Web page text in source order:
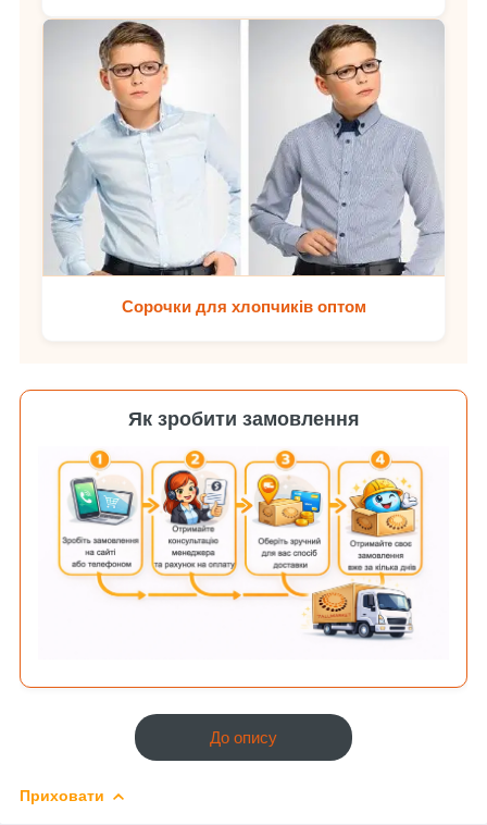
Сорочки для хлопчиків оптом
Як зробити замовлення
До опису
Приховати